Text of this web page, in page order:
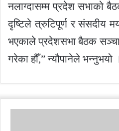
नलाग्दासम्म प्रदेश सभाको
दृष्टिले त्रुटिपूर्ण र संसदीय
भएकाले प्रदेशसभा बैठक
गरेका हौँ,” न्यौपानेले भन्नुभयो